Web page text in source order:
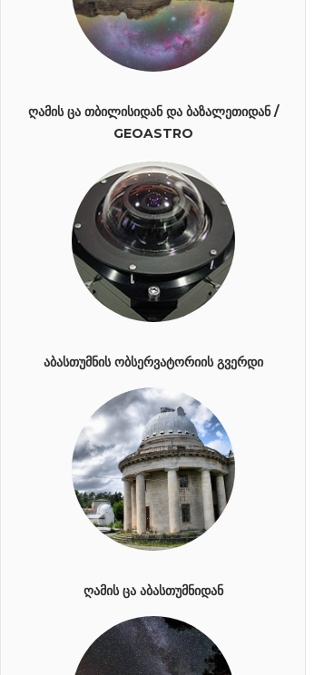
ᲦᲐᲛᲘᲡ ᲪᲐ ᲗᲑᲘᲚᲘᲡᲘᲓᲐᲜ ᲓᲐ ᲑᲐᲖᲐᲚᲔᲗᲘᲓᲐᲜ /
GEOASTRO
ᲐᲑᲐᲡᲗᲣᲛᲜᲘᲡ ᲝᲑᲡᲔᲠᲕᲐᲢᲝᲠᲘᲘᲡ ᲒᲕᲔᲠᲓᲘ
ᲦᲐᲛᲘᲡ ᲪᲐ ᲐᲑᲐᲡᲗᲣᲛᲜᲘᲓᲐᲜ